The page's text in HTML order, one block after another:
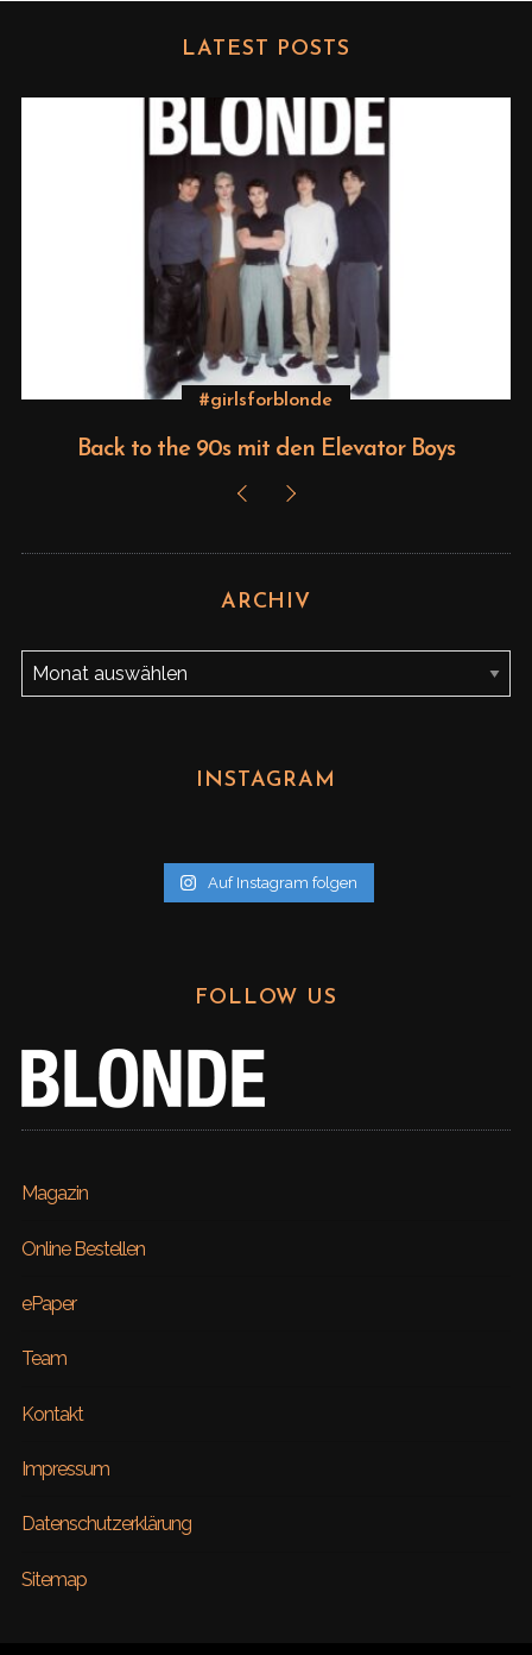
LATEST POSTS
Beauty
Editorial – Venus
ARCHIV
A
r
INSTAGRAM
Auf Instagram folgen
FOLLOW US
Magazin
Online Bestellen
ePaper
Team
Kontakt
Impressum
Datenschutzerklärung
Sitemap